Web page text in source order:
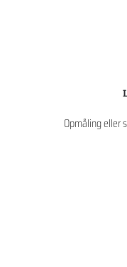
Opmåling eller